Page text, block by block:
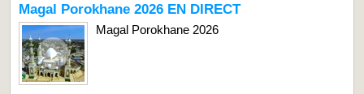
Magal Porokhane 2026 EN DIRECT
Magal Porokhane 2026